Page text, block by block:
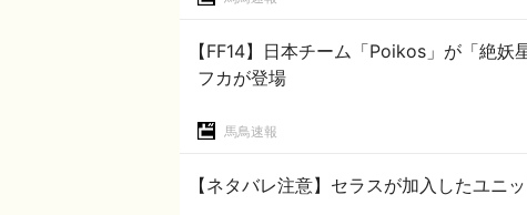
【FF14】日本チーム「Poikos」が「絶
フカが登場
馬鳥速報
【ネタバレ注意】セラスが加入したユニ